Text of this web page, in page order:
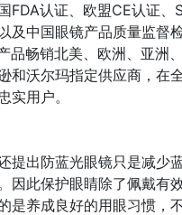
FDA认证、欧盟CE认证、
及中国眼镜产品质量监督
品畅销北美、欧洲、亚洲
和沃尔玛指定供应商，在
实用户。
提出防蓝光眼镜只是减少
因此保护眼睛除了佩戴有
是养成良好的用眼习惯，